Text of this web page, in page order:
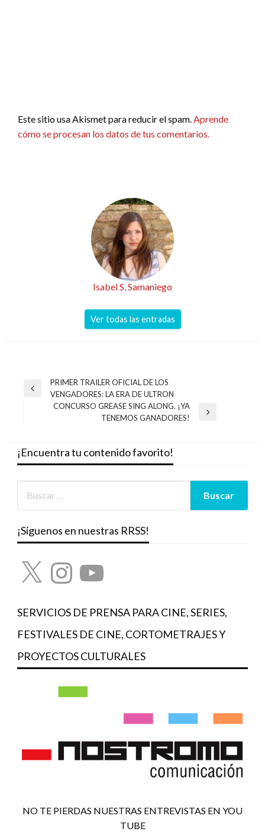
Este sitio usa Akismet para reducir el spam.Aprende
cómo se procesan los datos de tus comentarios.
Isabel S. Samaniego
Ver todas las entradas
Navegación
Entrada
PRIMER TRAILER OFICIAL DE LOS
VENGADORES: LA ERA DE ULTRON
CONCURSO GREASE SING ALONG. ¡YA
TENEMOS GANADORES!
¡Encuentra tu contenido favorito!
¡Síguenos en nuestras RRSS!
X InstagramYouTube
SERVICIOS DE PRENSA PARA CINE, SERIES,
FESTIVALES DE CINE, CORTOMETRAJES Y
PROYECTOS CULTURALES
NO TE PIERDAS NUESTRAS ENTREVISTAS EN YOU
TUBE